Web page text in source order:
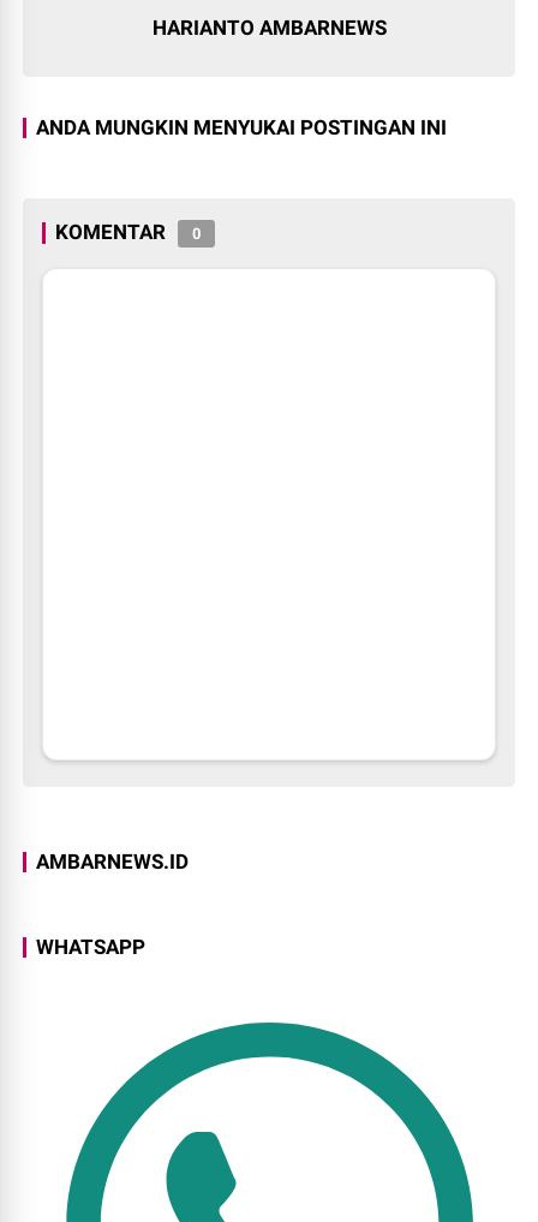
HARIANTO AMBARNEWS
ANDA MUNGKIN MENYUKAI POSTINGAN INI
KOMENTAR 0
AMBARNEWS.ID
WHATSAPP